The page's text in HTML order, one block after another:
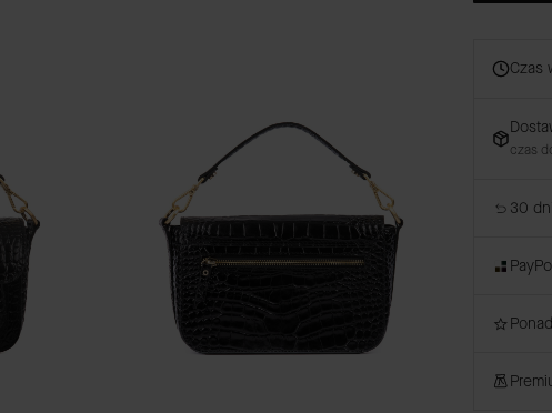
Czas
czas
30